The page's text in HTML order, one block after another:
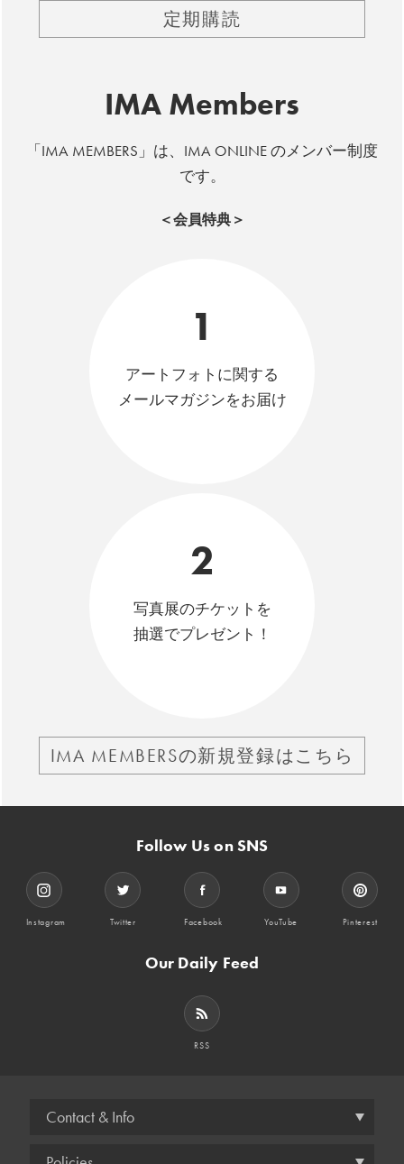
定期購読
IMA Members
「IMA MEMBERS」は、IMA ONLINE のメンバー制度
です。
＜会員特典＞
1
アートフォトに関する
メールマガジンをお届け
2
写真展のチケットを
抽選でプレゼント！
IMA MEMBERSの新規登録はこちら
Follow Us on SNS
Instagram Twitter Facebook YouTube Pinterest
Our Daily Feed
RSS
Contact & Info